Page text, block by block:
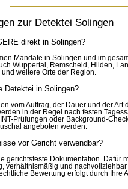
zur Detektei Solingen
direkt in Solingen?
Mandate in Solingen und im
Wuppertal, Remscheid, Hilden,
und weitere Orte der Region.
Detektei in Solingen?
vom Auftrag, der Dauer und der Art
in der Regel nach festen
Prüfungen oder Background-
angeboten werden.
vor Gericht verwendbar?
gerichtsfeste Dokumentation. Dafür
verhältnismäßig und
Bewertung erfolgt durch Ihre